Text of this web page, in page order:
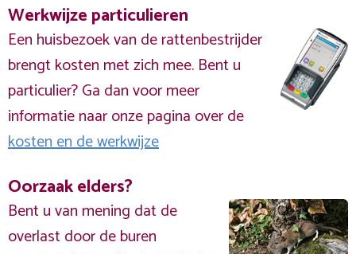
Werkwijze particulieren
Een huisbezoek van de rattenbestrijder
brengt kosten met zich mee. Bent u
particulier? Ga dan voor meer
informatie naar onze pagina over de
kosten en de werkwijze
Oorzaak elders?
Bent u van mening dat de
overlast door de buren